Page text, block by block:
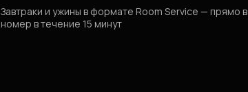
Завтраки и ужины в формате Room Service — прямо в
номер в течение 15 минут